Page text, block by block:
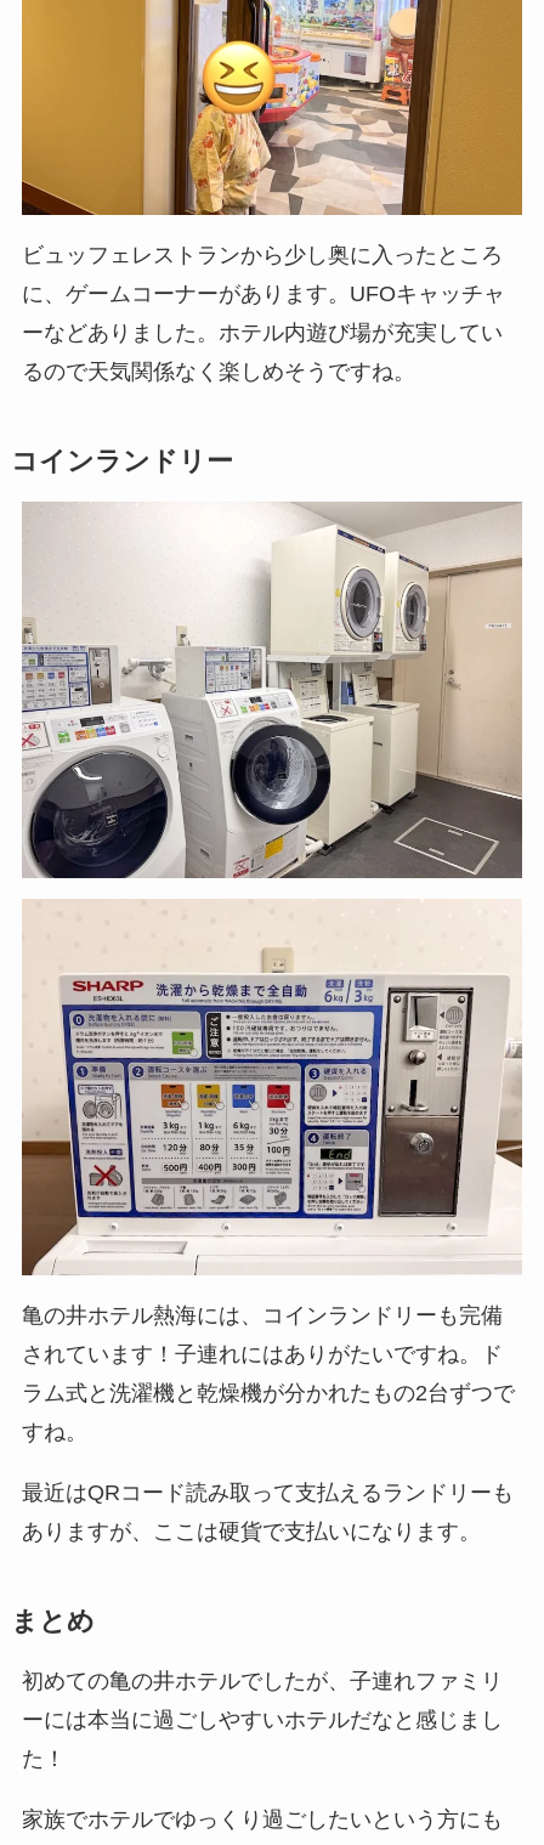
ビュッフェレストランから少し奥に入ったところ
に、ゲームコーナーがあります。UFOキャッチャ
ーなどありました。ホテル内遊び場が充実してい
るので天気関係なく楽しめそうですね。
コインランドリー
亀の井ホテル熱海には、コインランドリーも完備
されています！子連れにはありがたいですね。ド
ラム式と洗濯機と乾燥機が分かれたもの2台ずつで
すね。
最近はQRコード読み取って支払えるランドリーも
ありますが、ここは硬貨で支払いになります。
まとめ
初めての亀の井ホテルでしたが、子連れファミリ
ーには本当に過ごしやすいホテルだなと感じまし
た！
家族でホテルでゆっくり過ごしたいという方にも